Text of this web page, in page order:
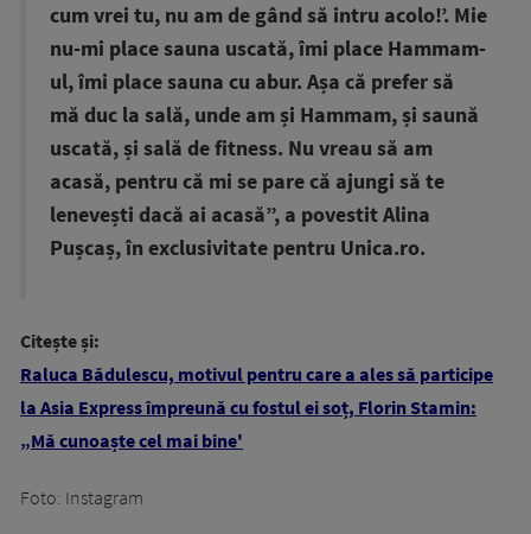
cum vrei tu, nu am de gând să intru acolo!’. Mie
nu-mi place sauna uscată, îmi place Hammam-
ul, îmi place sauna cu abur. Așa că prefer să
mă duc la sală, unde am și Hammam, și saună
uscată, și sală de fitness. Nu vreau să am
acasă, pentru că mi se pare că ajungi să te
lenevești dacă ai acasă”, a povestit Alina
Pușcaș, în exclusivitate pentru Unica.ro.
Citește și:
Raluca Bădulescu, motivul pentru care a ales să participe
la Asia Express împreună cu fostul ei soț, Florin Stamin:
„Mă cunoaște cel mai bine'
Foto: Instagram